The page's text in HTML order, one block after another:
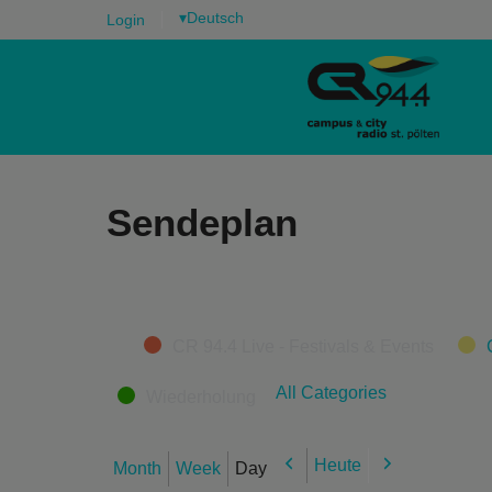
Login ▾
Sendeplan
Categories
All Categories
Month Week Day Previous
Heute Next